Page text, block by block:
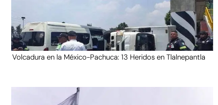
Volcadura en la México-Pachuca: 13 Heridos en Tlalnepantla